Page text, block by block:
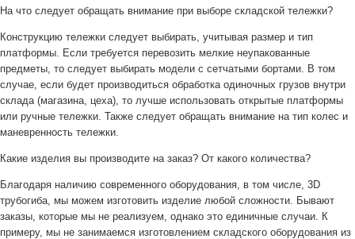
На что следует обращать внимание при выборе складской тележки?
Конструкцию тележки следует выбирать, учитывая размер и тип
платформы. Если требуется перевозить мелкие неупакованные
предметы, то следует выбирать модели с сетчатыми бортами. В том
случае, если будет производиться обработка одиночных грузов внутри
склада (магазина, цеха), то лучше использовать открытые платформы
или ручные тележки. Также следует обращать внимание на тип колес и
маневренность тележки.
Какие изделия вы производите на заказ? От какого количества?
Благодаря наличию современного оборудования, в том числе, 3D
трубогиба, мы можем изготовить изделие любой сложности. Бывают
заказы, которые мы не реализуем, однако это единичные случаи. К
примеру, мы не занимаемся изготовлением складского оборудования из